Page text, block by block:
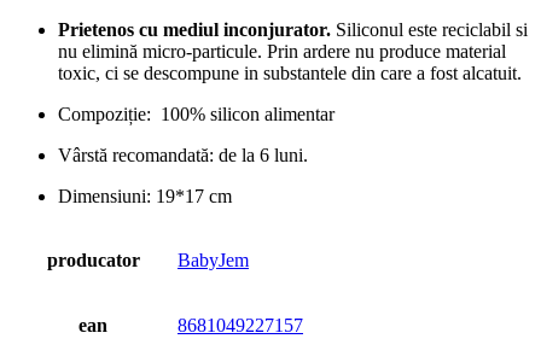
Prietenos cu mediul inconjurator. Siliconul este reciclabil si
nu elimină micro-particule. Prin ardere nu produce material
toxic, ci se descompune in substantele din care a fost alcatuit.
Compoziție: 100% silicon alimentar
Vârstă recomandată: de la 6 luni.
Dimensiuni: 19*17 cm
producator BabyJem
ean 8681049227157